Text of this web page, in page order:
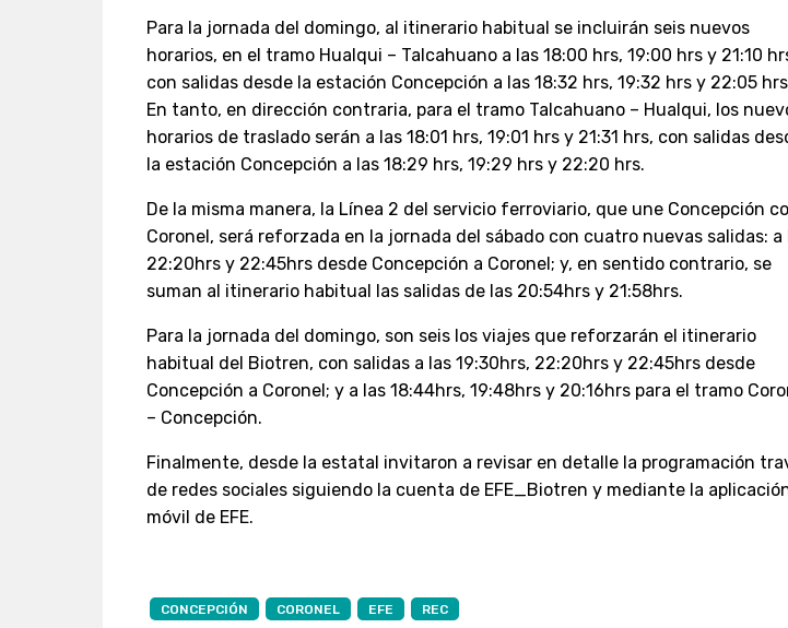
Para la jornada del domingo, al itinerario habitual se incluirán seis nuevos
horarios, en el tramo Hualqui – Talcahuano a las 18:00 hrs, 19:00 hrs y 21:10
con salidas desde la estación Concepción a las 18:32 hrs, 19:32 hrs y 22:05
En tanto, en dirección contraria, para el tramo Talcahuano – Hualqui, los
horarios de traslado serán a las 18:01 hrs, 19:01 hrs y 21:31 hrs, con salidas
la estación Concepción a las 18:29 hrs, 19:29 hrs y 22:20 hrs.
De la misma manera, la Línea 2 del servicio ferroviario, que une Concepción
Coronel, será reforzada en la jornada del sábado con cuatro nuevas salidas: a
22:20hrs y 22:45hrs desde Concepción a Coronel; y, en sentido contrario, se
suman al itinerario habitual las salidas de las 20:54hrs y 21:58hrs.
Para la jornada del domingo, son seis los viajes que reforzarán el itinerario
habitual del Biotren, con salidas a las 19:30hrs, 22:20hrs y 22:45hrs desde
Concepción a Coronel; y a las 18:44hrs, 19:48hrs y 20:16hrs para el tramo
– Concepción.
Finalmente, desde la estatal invitaron a revisar en detalle la programación
de redes sociales siguiendo la cuenta de EFE_Biotren y mediante la
móvil de EFE.
CONCEPCIÓN CORONEL EFE REC